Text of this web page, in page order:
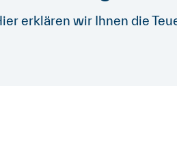
erklären wir Ihnen die